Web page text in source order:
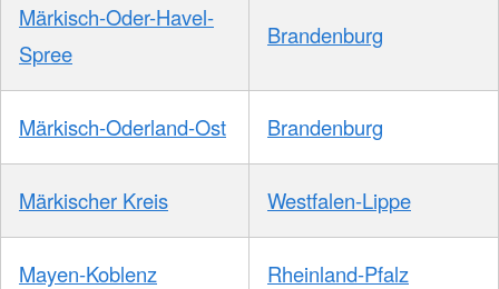
Märkisch-Oder-Havel-
Spree
Brandenburg
Märkisch-Oderland-Ost Brandenburg
Märkischer Kreis Westfalen-Lippe
Mayen-Koblenz Rheinland-Pfalz